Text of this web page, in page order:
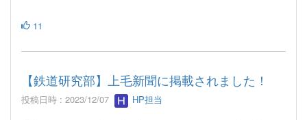
11
【鉄道研究部】上毛新聞に掲載されました！
投稿日時 : 2023/12/07 HP担当